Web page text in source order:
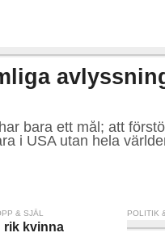
bara ett mål; att
i USA utan hela
& SJÄL
rik kvinna
POLITIK